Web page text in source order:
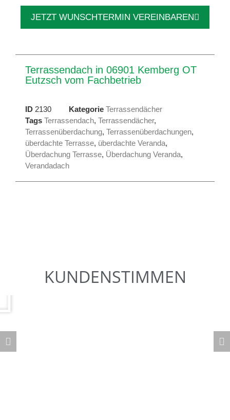
JETZT WUNSCHTERMIN VEREINBAREN
Terrassendach in 06901 Kemberg OT
Eutzsch vom Fachbetrieb
ID 2130 Kategorie Terrassendächer
Tags Terrassendach, Terrassendächer,
Terrassenüberdachung, Terrassenüberdachungen,
überdachte Terrasse, überdachte Veranda,
Überdachung Terrasse, Überdachung Veranda,
Verandadach
KUNDENSTIMMEN